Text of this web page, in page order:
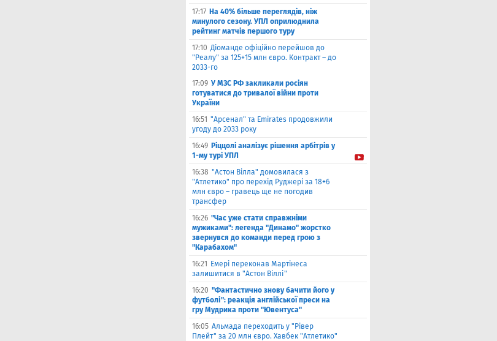
17:17 На 40% більше переглядів, ніж
минулого сезону. УПЛ оприлюднила
рейтинг матчів першого туру
17:10 Діоманде офіційно перейшов до
"Реалу" за 125+15 млн євро. Контракт – до
2033-го
17:09 У МЗС РФ закликали росіян
готуватися до тривалої війни проти
України
16:51 "Арсенал" та Emirates продовжили
угоду до 2033 року
16:49 Ріццолі аналізує рішення арбітрів у
1-му турі УПЛ
16:38 "Астон Вілла" домовилася з
"Атлетико" про перехід Руджері за 18+6
млн євро – гравець ще не погодив
трансфер
16:26 "Час уже стати справжніми
мужиками": легенда "Динамо" жорстко
звернувся до команди перед грою з
"Карабахом"
16:21
Емері переконав Мартінеса
залишитися в "Астон Віллі"
16:20 "Фантастично знову бачити його у
футболі": реакція англійської преси на
гру Мудрика проти "Ювентуса"
16:05 Альмада переходить у "Рівер
Плейт" за 20 млн євро. Хавбек "Атлетико"